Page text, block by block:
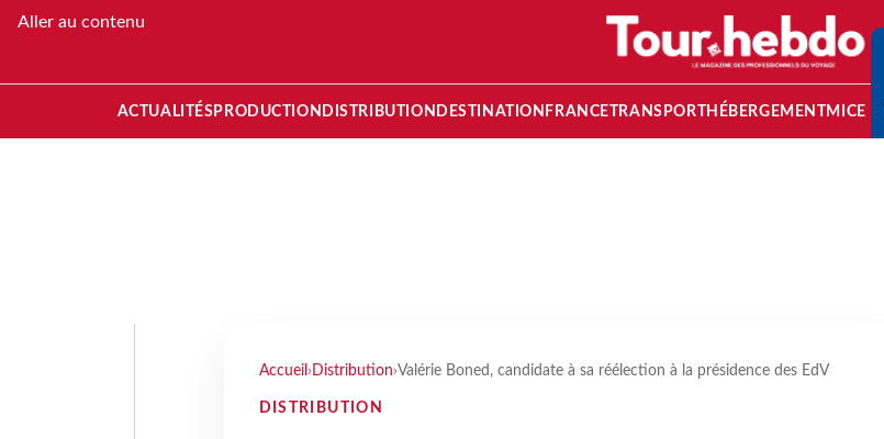
Aller au contenu
ACTUALITÉS PRODUCTION DISTRIBUTION DESTINATION FRANCETRANSPORT HÉBERGEMENTMICE
Accueil › Distribution›Valérie Boned, candidate à sa réélection à la présidence des EdV
DISTRIBUTION